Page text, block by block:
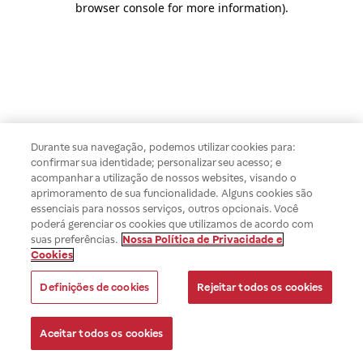
browser console for more information).
Durante sua navegação, podemos utilizar cookies para:
confirmar sua identidade; personalizar seu acesso; e
acompanhar a utilização de nossos websites, visando o
aprimoramento de sua funcionalidade. Alguns cookies são
essenciais para nossos serviços, outros opcionais. Você
poderá gerenciar os cookies que utilizamos de acordo com
suas preferências. Nossa Política de Privacidade e
Cookies
Definições de cookies Rejeitar todos os cookies
Aceitar todos os cookies